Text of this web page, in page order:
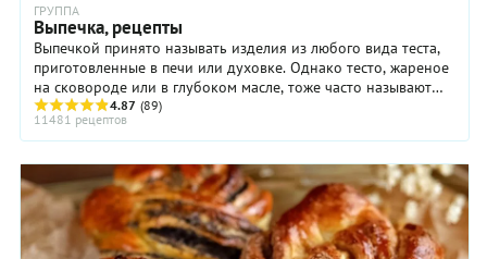
ГРУППА
Выпечка, рецепты
Выпечкой принято называть изделия из любого вида теста,
приготовленные в печи или духовке. Однако тесто, жареное
на сковороде или в глубоком масле, тоже часто называют
выпечкой. Всю выпечку можно ...
4.87 (89)
11481 рецептов